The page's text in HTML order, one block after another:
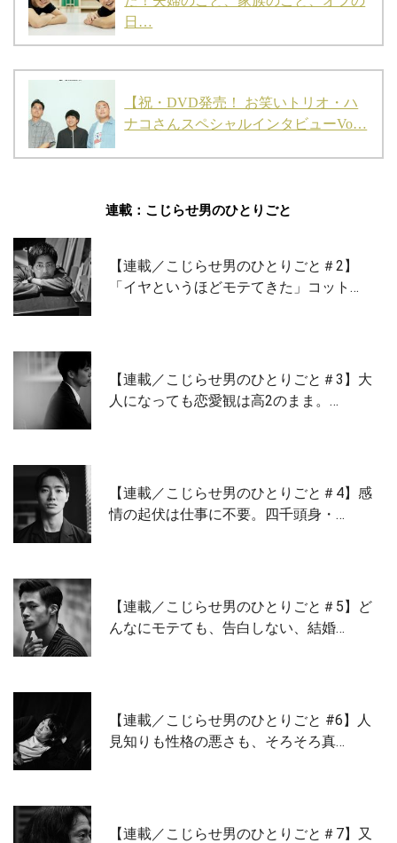
日…
【祝・DVD発売！ お笑いトリオ・ハ
ナコさんスペシャルインタビューVo…
連載：こじらせ男のひとりごと
【連載／こじらせ男のひとりごと＃2】
「イヤというほどモテてきた」コット…
【連載／こじらせ男のひとりごと＃3】大
人になっても恋愛観は高2のまま。…
【連載／こじらせ男のひとりごと＃4】感
情の起伏は仕事に不要。四千頭身・…
【連載／こじらせ男のひとりごと＃5】ど
んなにモテても、告白しない、結婚…
【連載／こじらせ男のひとりごと #6】人
見知りも性格の悪さも、そろそろ真…
【連載／こじらせ男のひとりごと＃7】又